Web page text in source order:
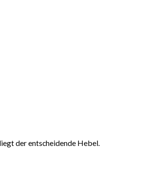
der entscheidende Hebel.